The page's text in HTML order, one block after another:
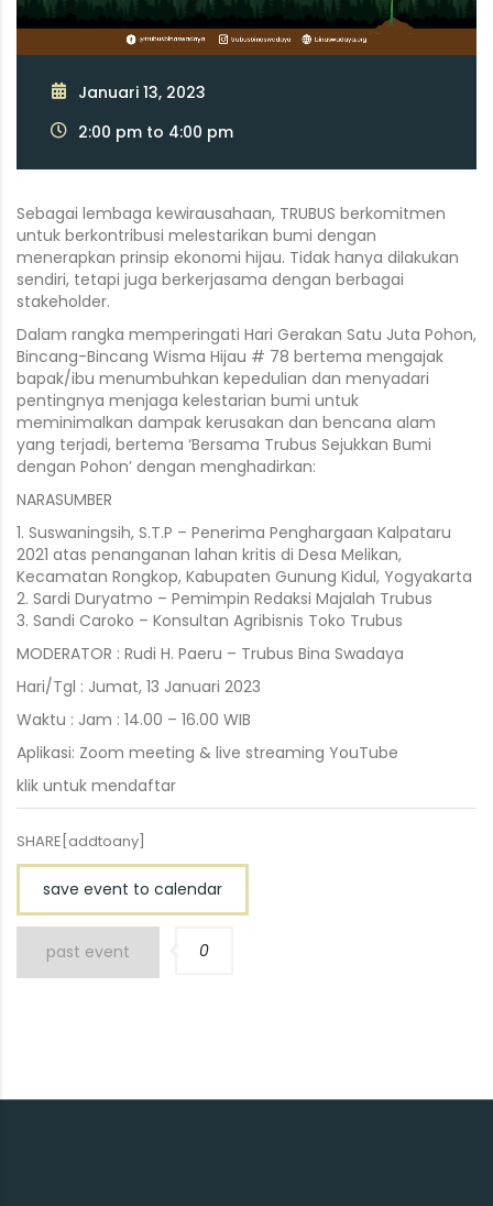
Januari 13, 2023
2:00 pm to 4:00 pm
Sebagai lembaga kewirausahaan, TRUBUS berkomitmen
untuk berkontribusi melestarikan bumi dengan
menerapkan prinsip ekonomi hijau. Tidak hanya dilakukan
sendiri, tetapi juga berkerjasama dengan berbagai
stakeholder.
Dalam rangka memperingati Hari Gerakan Satu Juta Pohon,
Bincang-Bincang Wisma Hijau # 78 bertema mengajak
bapak/ibu menumbuhkan kepedulian dan menyadari
pentingnya menjaga kelestarian bumi untuk
meminimalkan dampak kerusakan dan bencana alam
yang terjadi, bertema ‘Bersama Trubus Sejukkan Bumi
dengan Pohon’ dengan menghadirkan:
NARASUMBER
1. Suswaningsih, S.T.P – Penerima Penghargaan Kalpataru
2021 atas penanganan lahan kritis di Desa Melikan,
Kecamatan Rongkop, Kabupaten Gunung Kidul, Yogyakarta
2. Sardi Duryatmo – Pemimpin Redaksi Majalah Trubus
3. Sandi Caroko – Konsultan Agribisnis Toko Trubus
MODERATOR : Rudi H. Paeru – Trubus Bina Swadaya
Hari/Tgl : Jumat, 13 Januari 2023
Waktu : Jam : 14.00 – 16.00 WIB
Aplikasi: Zoom meeting & live streaming YouTube
klik untuk mendaftar
SHARE[addtoany]
save event to calendar
past event 0